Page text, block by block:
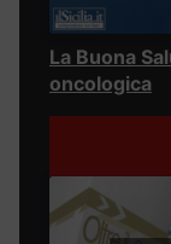
La Buona
oncologica